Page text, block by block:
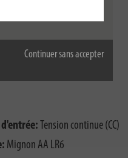
Continuer sans accepter
Tension continue (CC)
Mignon AA LR6